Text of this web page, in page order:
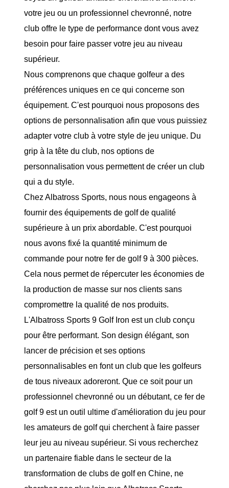
votre jeu ou un professionnel chevronné, notre
club offre le type de performance dont vous avez
besoin pour faire passer votre jeu au niveau
supérieur.
Nous comprenons que chaque golfeur a des
préférences uniques en ce qui concerne son
équipement. C'est pourquoi nous proposons des
options de personnalisation afin que vous puissiez
adapter votre club à votre style de jeu unique. Du
grip à la tête du club, nos options de
personnalisation vous permettent de créer un club
qui a du style.
Chez Albatross Sports, nous nous engageons à
fournir des équipements de golf de qualité
supérieure à un prix abordable. C'est pourquoi
nous avons fixé la quantité minimum de
commande pour notre fer de golf 9 à 300 pièces.
Cela nous permet de répercuter les économies de
la production de masse sur nos clients sans
compromettre la qualité de nos produits.
L'Albatross Sports 9 Golf Iron est un club conçu
pour être performant. Son design élégant, son
lancer de précision et ses options
personnalisables en font un club que les golfeurs
de tous niveaux adoreront. Que ce soit pour un
professionnel chevronné ou un débutant, ce fer de
golf 9 est un outil ultime d'amélioration du jeu pour
les amateurs de golf qui cherchent à faire passer
leur jeu au niveau supérieur. Si vous recherchez
un partenaire fiable dans le secteur de la
transformation de clubs de golf en Chine, ne